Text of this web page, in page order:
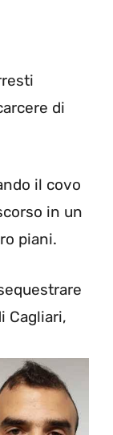
di
il covo
in un
piani.
Cagliari,